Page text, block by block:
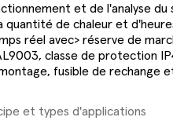
et de l'analyse
quantité de chaleur et
réel avec> réserve de
classe de protection
fusible de rechange
et types d'applications